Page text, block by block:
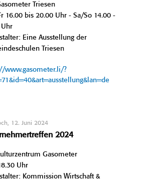
Triesen
16.00 bis 20.00 Uhr - Sa/So 14.00 -
Uhr
Eine Ausstellung der
Triesen
www.gasometer.li/?
12. Juni 2024
2024
Gasometer
Uhr
Kommission Wirtschaft &